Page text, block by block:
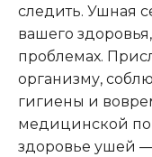
следить. Ушная
вашего
проблемах.
организму,
гигиены и
медицинской
здоровье ушей